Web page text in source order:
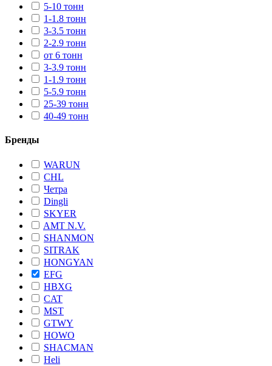
5-10 тонн
1-1.8 тонн
3-3.5 тонн
2-2.9 тонн
от 6 тонн
3-3.9 тонн
1-1.9 тонн
5-5.9 тонн
25-39 тонн
40-49 тонн
Бренды
WARUN
CHL
Четра
Dingli
SKYER
AMT N.V.
SHANMON
SITRAK
HONGYAN
EFG
HBXG
CAT
MST
GTWY
HOWO
SHACMAN
Heli